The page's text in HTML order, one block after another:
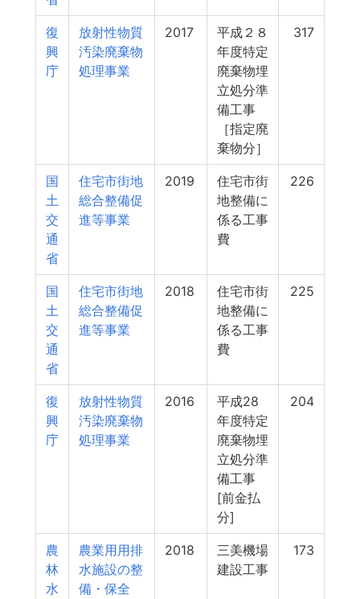
復
興
庁
放射性物質
汚染廃棄物
処理事業
2017
平成２８
年度特定
廃棄物埋
立処分準
備工事
［指定廃
棄物分］
317
国
土
交
通
省
住宅市街地
総合整備促
進等事業
2019
住宅市街
地整備に
係る工事
費
226
国
土
交
通
省
住宅市街地
総合整備促
進等事業
2018
住宅市街
地整備に
係る工事
費
225
復
興
庁
放射性物質
汚染廃棄物
処理事業
2016
平成28
年度特定
廃棄物埋
立処分準
備工事
[前金払
分]
204
農
林
水
農業用用排
水施設の整
備・保全
2018
三美機場
建設工事
173